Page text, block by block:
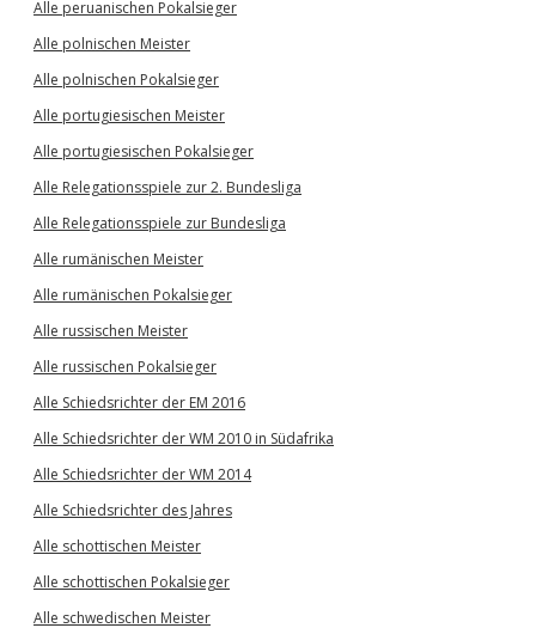
Alle peruanischen Pokalsieger
Alle polnischen Meister
Alle polnischen Pokalsieger
Alle portugiesischen Meister
Alle portugiesischen Pokalsieger
Alle Relegationsspiele zur 2. Bundesliga
Alle Relegationsspiele zur Bundesliga
Alle rumänischen Meister
Alle rumänischen Pokalsieger
Alle russischen Meister
Alle russischen Pokalsieger
Alle Schiedsrichter der EM 2016
Alle Schiedsrichter der WM 2010 in Südafrika
Alle Schiedsrichter der WM 2014
Alle Schiedsrichter des Jahres
Alle schottischen Meister
Alle schottischen Pokalsieger
Alle schwedischen Meister